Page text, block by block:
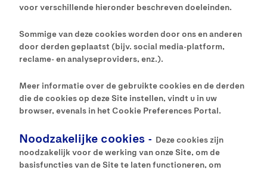
voor verschillende hieronder beschreven doeleinden.
Sommige van deze cookies worden door ons en anderen
door derden geplaatst (bijv. social media-platform,
reclame- en analyseproviders, enz.).
Meer informatie over de gebruikte cookies en de derden
die de cookies op deze Site instellen, vindt u in uw
browser, evenals in het Cookie Preferences Portal.
Noodzakelijke cookies - Deze cookies zijn
noodzakelijk voor de werking van onze Site, om de
basisfuncties van de Site te laten functioneren, om